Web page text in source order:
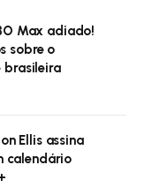
Max adiado!
sobre o
brasileira
Ellis assina
calendário